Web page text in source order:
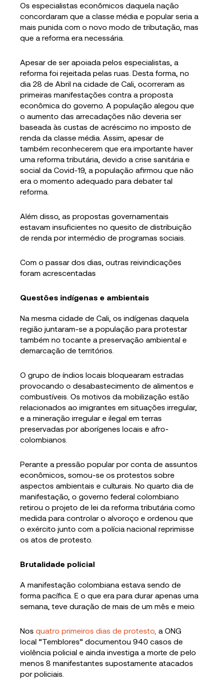
Os especialistas econômicos daquela nação
concordaram que a classe média e popular seria a
mais punida com o novo modo de tributação, mas
que a reforma era necessária.
Apesar de ser apoiada pelos especialistas, a
reforma foi rejeitada pelas ruas. Desta forma, no
dia 28 de Abril na cidade de Cali, ocorreram as
primeiras manifestações contra a proposta
econômica do governo. A população alegou que
o aumento das arrecadações não deveria ser
baseada às custas de acréscimo no imposto de
renda da classe média. Assim, apesar de
também reconhecerem que era importante haver
uma reforma tributária, devido a crise sanitária e
social da Covid-19, a população afirmou que não
era o momento adequado para debater tal
reforma.
Além disso, as propostas governamentais
estavam insuficientes no quesito de distribuição
de renda por intermédio de programas sociais.
Com o passar dos dias, outras reivindicações
foram acrescentadas
Questões indígenas e ambientais
Na mesma cidade de Cali, os indígenas daquela
região juntaram-se a população para protestar
também no tocante a preservação ambiental e
demarcação de territórios.
O grupo de índios locais bloquearam estradas
provocando o desabastecimento de alimentos e
combustíveis. Os motivos da mobilização estão
relacionados ao imigrantes em situações irregular,
e a mineração irregular e ilegal em terras
preservadas por aborígenes locais e afro-
colombianos.
Perante a pressão popular por conta de assuntos
econômicos, somou-se os protestos sobre
aspectos ambientais e culturais. No quarto dia de
manifestação, o governo federal colombiano
retirou o projeto de lei da reforma tributária como
medida para controlar o alvoroço e ordenou que
o exército junto com a polícia nacional reprimisse
os atos de protesto.
Brutalidade policial
A manifestação colombiana estava sendo de
forma pacífica. E o que era para durar apenas uma
semana, teve duração de mais de um mês e meio.
Nos quatro primeiros dias de protesto, a ONG
local “Temblores” documentou 940 casos de
violência policial e ainda investiga a morte de pelo
menos 8 manifestantes supostamente atacados
por policiais.